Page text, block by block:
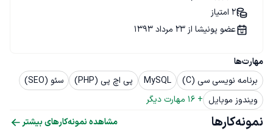
مهارت‌ها
برنامه نویسی سی (C)
MySQL پی اچ پی (PHP)
سئو (SEO)
ویندوز موبایل +
16 مهارت دیگر
2 امتیاز
عضو پونیشا از 23 مرداد 1393
نمونه‌کارها مشاهده نمونه‌کارهای بیشتر